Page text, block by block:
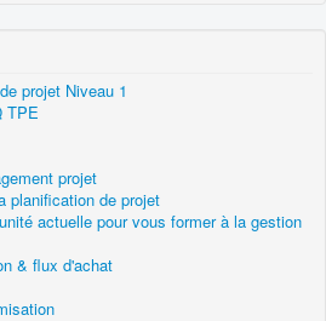
projet Niveau 1
TPE
projet
planification de projet
actuelle pour vous former à la gestion
& flux d'achat